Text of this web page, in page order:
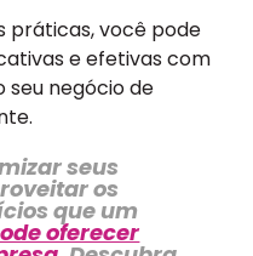
práticas, você pode
e efetivas com
seu negócio de
seus
os
que um
oferecer